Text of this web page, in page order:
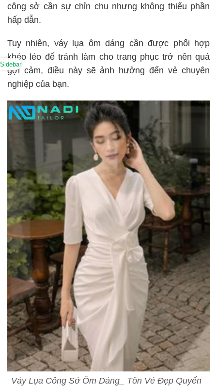
công sở cần sự chỉn chu nhưng không thiếu phần
hấp dẫn.
Tuy nhiên, váy lụa ôm dáng cần được phối hợp
khéo léo để tránh làm cho trang phục trở nên quá
gợi cảm, điều này sẽ ảnh hưởng đến vẻ chuyên
nghiệp của bạn.
Váy Lụa Công Sở Ôm Dáng_ Tôn Vẻ Đẹp Quyến
Sidebar